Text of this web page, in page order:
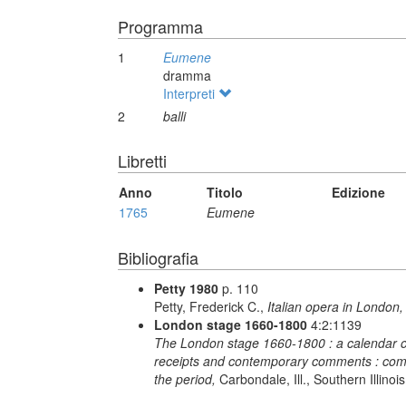
Programma
1
Eumene
dramma
Interpreti
2
balli
Libretti
Anno Titolo
Edizione
1765
Eumene
Bibliografia
Petty 1980 p. 110
Petty, Frederick C., Italian opera in London,
London stage 1660-1800 4:2:1139
The London stage 1660-1800 : a calendar
receipts and contemporary comments :
the period, Carbondale, Ill., Southern